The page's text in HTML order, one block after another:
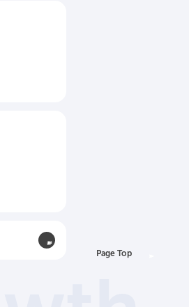
Page Top